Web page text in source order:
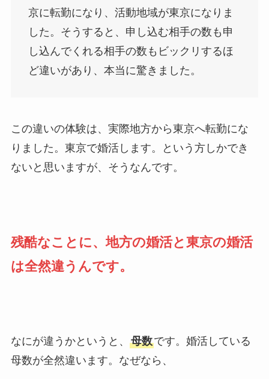
京に転勤になり、活動地域が東京になりま
した。そうすると、申し込む相手の数も申
し込んでくれる相手の数もビックリするほ
ど違いがあり、本当に驚きました。
この違いの体験は、実際地方から東京へ転勤にな
りました。東京で婚活します。という方しかでき
ないと思いますが、そうなんです。
残酷なことに、地方の婚活と東京の婚活
は全然違うんです。
なにが違うかというと、 母数です。婚活している
母数が全然違います。なぜなら、